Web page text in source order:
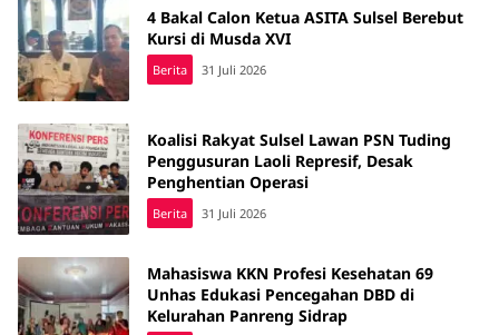
4 Bakal Calon Ketua ASITA Sulsel Berebut
Kursi di Musda XVI
Berita 31 Juli 2026
Koalisi Rakyat Sulsel Lawan PSN Tuding
Penggusuran Laoli Represif, Desak
Penghentian Operasi
Berita 31 Juli 2026
Mahasiswa KKN Profesi Kesehatan 69
Unhas Edukasi Pencegahan DBD di
Kelurahan Panreng Sidrap